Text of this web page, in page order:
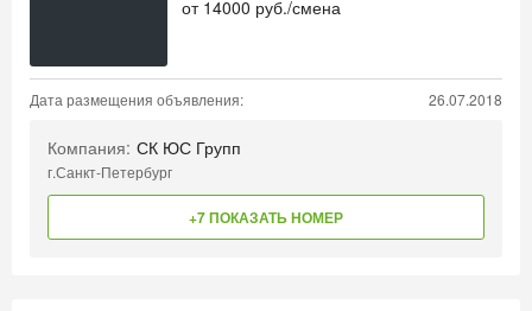
от 14000 руб./смена
Дата размещения объявления: 26.07.2018
Компания: СК ЮС Групп
г.Санкт-Петербург
+7 ПОКАЗАТЬ НОМЕР